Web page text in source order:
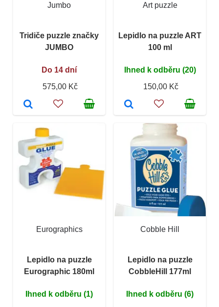
Jumbo
Tridiče puzzle značky
JUMBO
Do 14 dní
575,00 Kč
Art puzzle
Lepidlo na puzzle ART
100 ml
Ihned k odběru (20)
150,00 Kč
Eurographics
Lepidlo na puzzle
Eurographic 180ml
Ihned k odběru (1)
Cobble Hill
Lepidlo na puzzle
CobbleHill 177ml
Ihned k odběru (6)